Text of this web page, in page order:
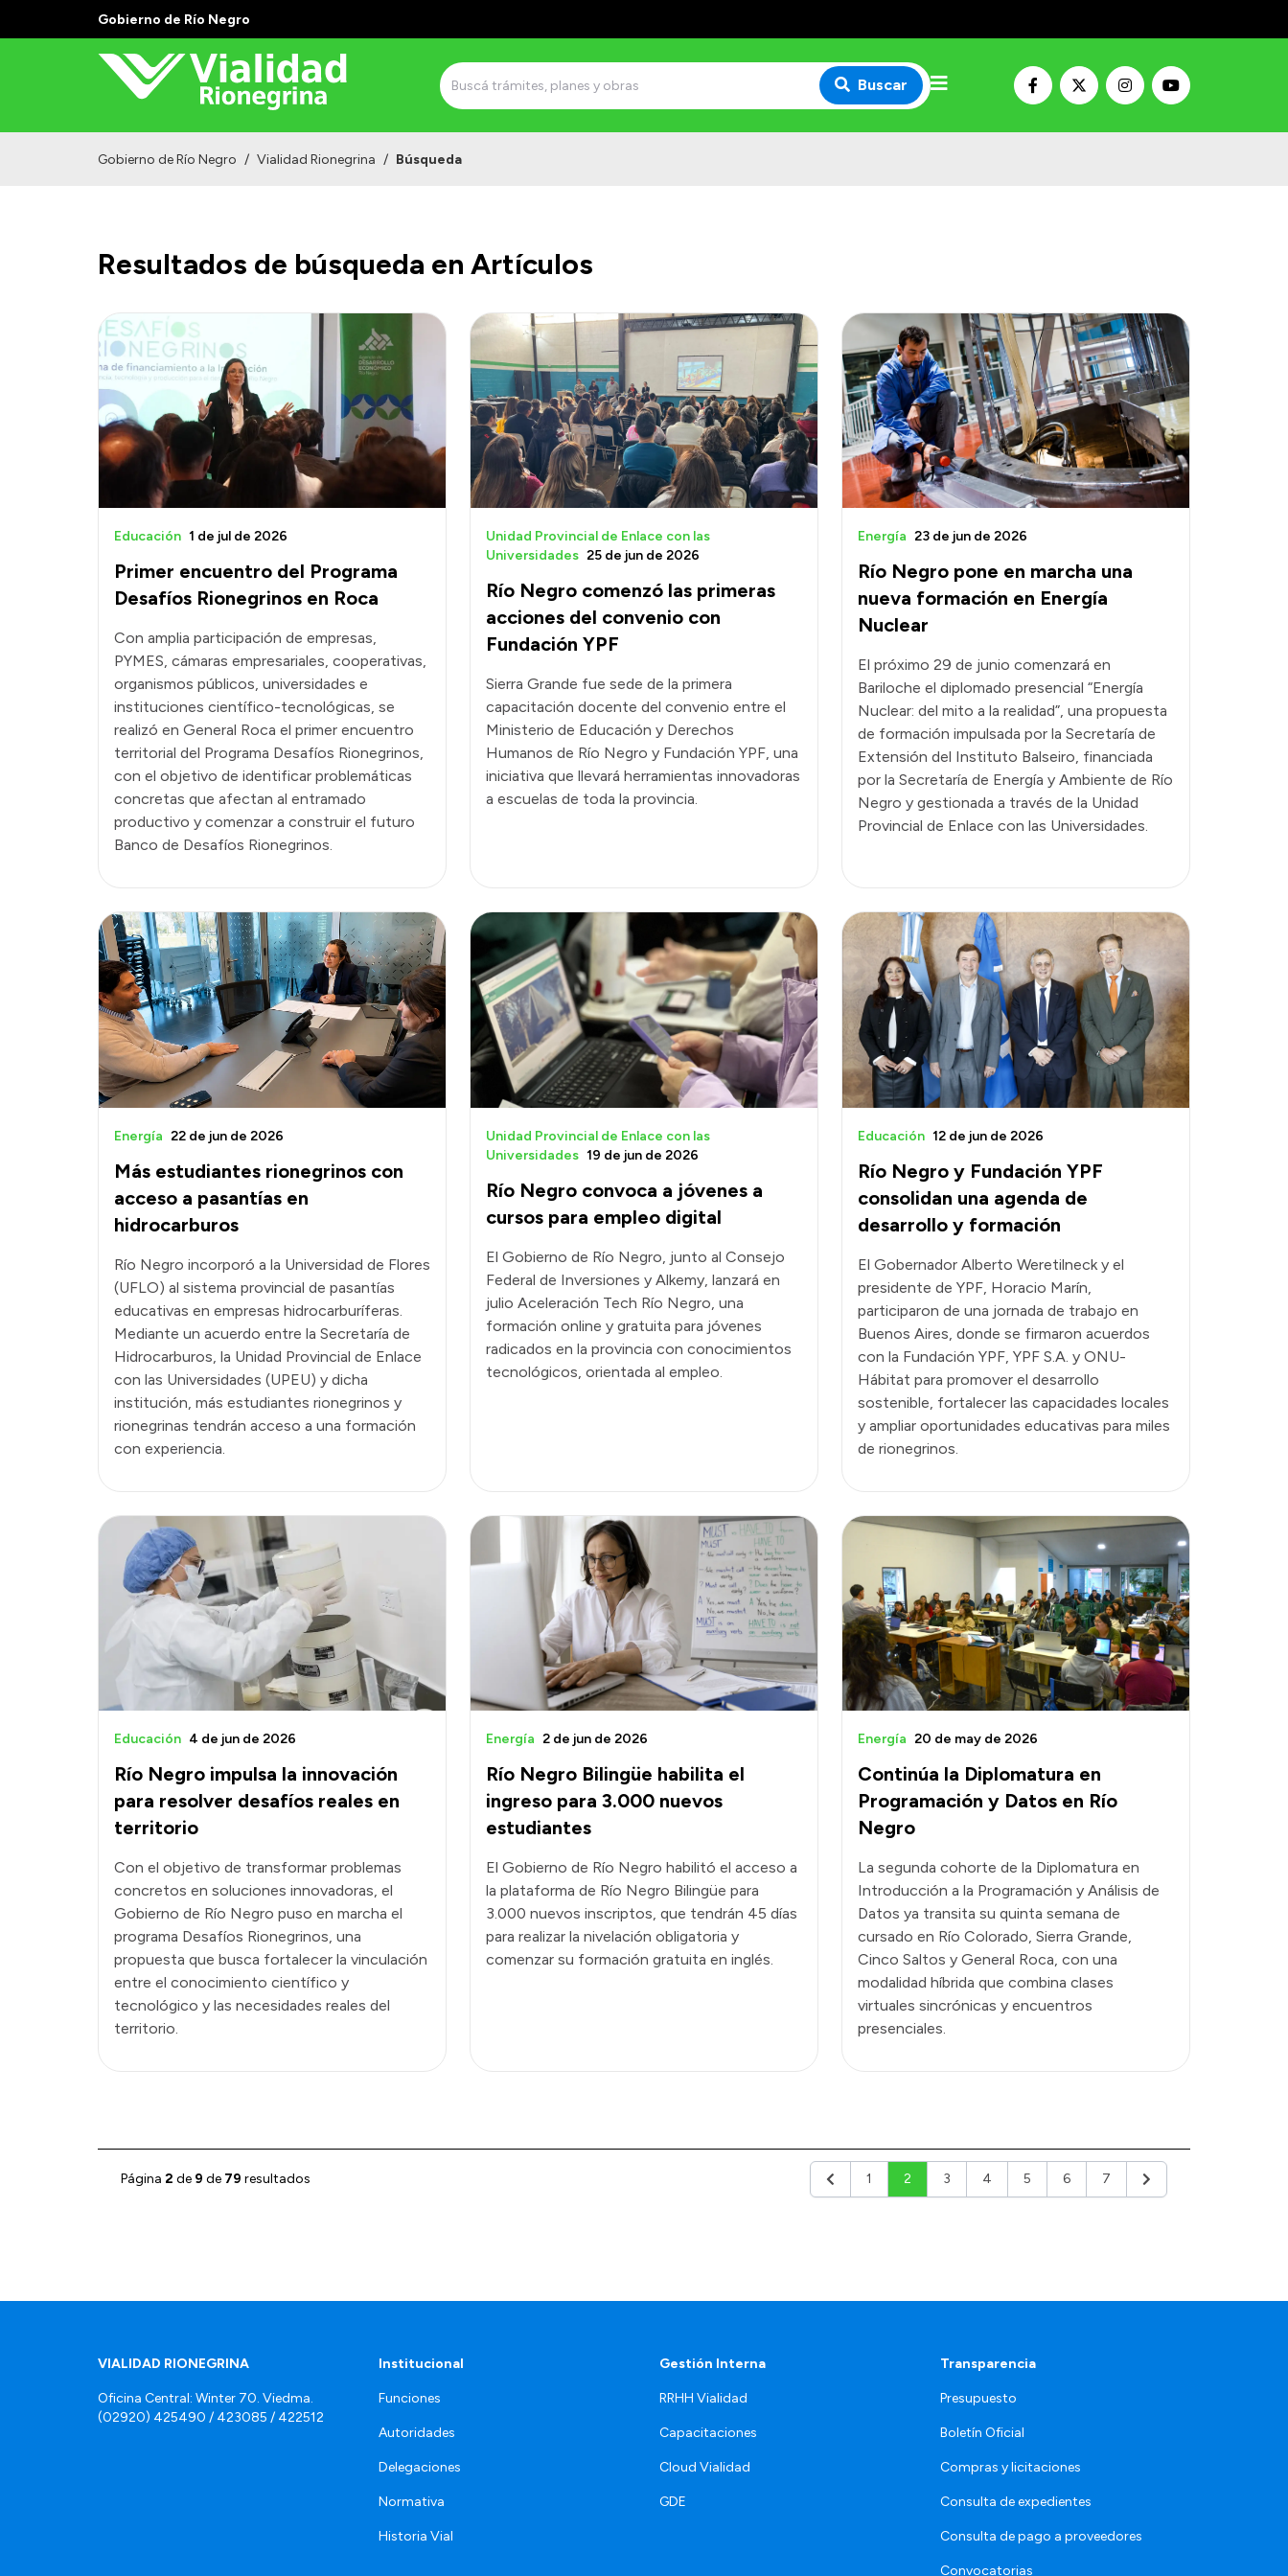
Gobierno de Río Negro
Buscar
Gobierno de Río Negro / Vialidad Rionegrina / Búsqueda
Resultados de búsqueda en Artículos
Primer encuentro del Programa
Desafíos Rionegrinos en Roca
Educación 1 de jul de 2026
Con amplia participación de empresas,
PYMES, cámaras empresariales, cooperativas,
organismos públicos, universidades e
instituciones científico-tecnológicas, se
realizó en General Roca el primer encuentro
territorial del Programa Desafíos Rionegrinos,
con el objetivo de identificar problemáticas
concretas que afectan al entramado
productivo y comenzar a construir el futuro
Banco de Desafíos Rionegrinos.
Río Negro comenzó las primeras
acciones del convenio con
Fundación YPF
Unidad Provincial de Enlace con las
Universidades 25 de jun de 2026
Sierra Grande fue sede de la primera
capacitación docente del convenio entre el
Ministerio de Educación y Derechos
Humanos de Río Negro y Fundación YPF, una
iniciativa que llevará herramientas innovadoras
a escuelas de toda la provincia.
Río Negro pone en marcha una
nueva formación en Energía
Nuclear
Energía 23 de jun de 2026
El próximo 29 de junio comenzará en
Bariloche el diplomado presencial “Energía
Nuclear: del mito a la realidad”, una propuesta
de formación impulsada por la Secretaría de
Extensión del Instituto Balseiro, financiada
por la Secretaría de Energía y Ambiente de Río
Negro y gestionada a través de la Unidad
Provincial de Enlace con las Universidades.
Más estudiantes rionegrinos con
acceso a pasantías en
hidrocarburos
Energía 22 de jun de 2026
Río Negro incorporó a la Universidad de Flores
(UFLO) al sistema provincial de pasantías
educativas en empresas hidrocarburíferas.
Mediante un acuerdo entre la Secretaría de
Hidrocarburos, la Unidad Provincial de Enlace
con las Universidades (UPEU) y dicha
institución, más estudiantes rionegrinos y
rionegrinas tendrán acceso a una formación
con experiencia.
Río Negro convoca a jóvenes a
cursos para empleo digital
Unidad Provincial de Enlace con las
Universidades 19 de jun de 2026
El Gobierno de Río Negro, junto al Consejo
Federal de Inversiones y Alkemy, lanzará en
julio Aceleración Tech Río Negro, una
formación online y gratuita para jóvenes
radicados en la provincia con conocimientos
tecnológicos, orientada al empleo.
Río Negro y Fundación YPF
consolidan una agenda de
desarrollo y formación
Educación 12 de jun de 2026
El Gobernador Alberto Weretilneck y el
presidente de YPF, Horacio Marín,
participaron de una jornada de trabajo en
Buenos Aires, donde se firmaron acuerdos
con la Fundación YPF, YPF S.A. y ONU-
Hábitat para promover el desarrollo
sostenible, fortalecer las capacidades locales
y ampliar oportunidades educativas para miles
de rionegrinos.
Río Negro impulsa la innovación
para resolver desafíos reales en
territorio
Educación 4 de jun de 2026
Con el objetivo de transformar problemas
concretos en soluciones innovadoras, el
Gobierno de Río Negro puso en marcha el
programa Desafíos Rionegrinos, una
propuesta que busca fortalecer la vinculación
entre el conocimiento científico y
tecnológico y las necesidades reales del
territorio.
Río Negro Bilingüe habilita el
ingreso para 3.000 nuevos
estudiantes
Energía 2 de jun de 2026
El Gobierno de Río Negro habilitó el acceso a
la plataforma de Río Negro Bilingüe para
3.000 nuevos inscriptos, que tendrán 45 días
para realizar la nivelación obligatoria y
comenzar su formación gratuita en inglés.
Continúa la Diplomatura en
Programación y Datos en Río
Negro
Energía 20 de may de 2026
La segunda cohorte de la Diplomatura en
Introducción a la Programación y Análisis de
Datos ya transita su quinta semana de
cursado en Río Colorado, Sierra Grande,
Cinco Saltos y General Roca, con una
modalidad híbrida que combina clases
virtuales sincrónicas y encuentros
presenciales.
Página 2 de 9 de 79 resultados Anterior1 2 3 4 5 6 7 Siguiente
VIALIDAD RIONEGRINA
Oficina Central: Winter 70. Viedma.
(02920) 425490 / 423085 / 422512
Institucional
Funciones
Autoridades
Delegaciones
Normativa
Historia Vial
Gestión Interna
RRHH Vialidad
Capacitaciones
Cloud Vialidad
GDE
Transparencia
Presupuesto
Boletín Oficial
Compras y licitaciones
Consulta de expedientes
Consulta de pago a proveedores
Convocatorias